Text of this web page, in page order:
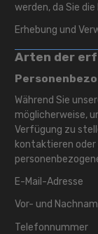
werden, da Sie
Erhebung und
Arten der
Während Sie
möglicherweise,
Verfügung zu
kontaktieren
E-Mail-Adresse
Vor- und
Telefonnummer